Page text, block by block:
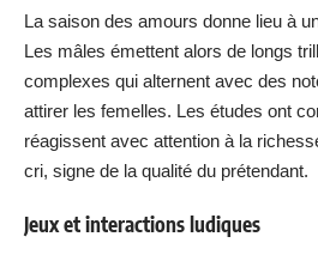
La saison des amours donne lieu à
Les mâles émettent alors de longs
complexes qui alternent avec des
attirer les femelles. Les études ont
réagissent avec attention à la
cri, signe de la qualité du prétendant.
Jeux et interactions ludiques